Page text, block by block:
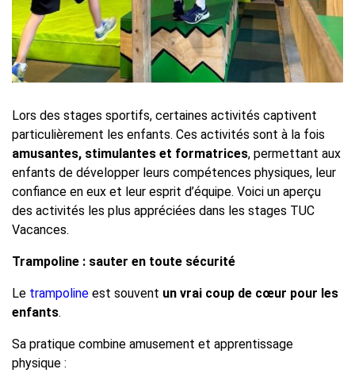
Lors des stages sportifs, certaines activités captivent
particulièrement les enfants. Ces activités sont à la fois
amusantes, stimulantes et formatrices, permettant aux
enfants de développer leurs compétences physiques, leur
confiance en eux et leur esprit d’équipe. Voici un aperçu
des activités les plus appréciées dans les stages TUC
Vacances.
Trampoline : sauter en toute sécurité
Le trampoline est souvent un vrai coup de cœur pour les
enfants.
Sa pratique combine amusement et apprentissage
physique :